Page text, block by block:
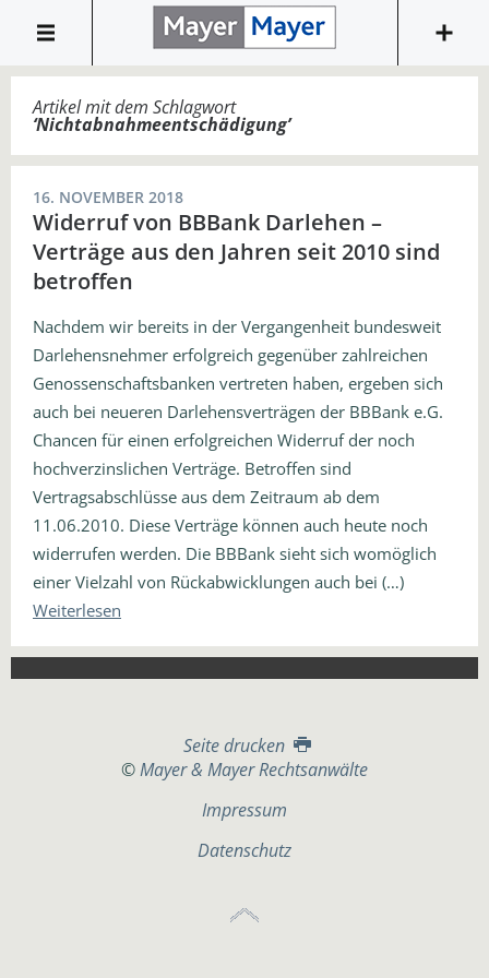
Artikel mit dem Schlagwort
‘Nichtabnahmeentschädigung’
16. NOVEMBER 2018
Widerruf von BBBank Darlehen –
Verträge aus den Jahren seit 2010 sind
betroffen
Nachdem wir bereits in der Vergangenheit bundesweit
Darlehensnehmer erfolgreich gegenüber zahlreichen
Genossenschaftsbanken vertreten haben, ergeben sich
auch bei neueren Darlehensverträgen der BBBank e.G.
Chancen für einen erfolgreichen Widerruf der noch
hochverzinslichen Verträge. Betroffen sind
Vertragsabschlüsse aus dem Zeitraum ab dem
11.06.2010. Diese Verträge können auch heute noch
widerrufen werden. Die BBBank sieht sich womöglich
einer Vielzahl von Rückabwicklungen auch bei (…)
Weiterlesen
Seite drucken
©Mayer & Mayer Rechtsanwälte
Impressum
Datenschutz